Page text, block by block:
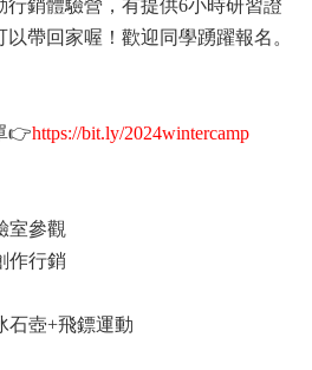
銷體驗營，有提供6小時研習證
帶回家喔！歡迎同學踴躍報名。
👉https://bit.ly/2024wintercamp
室參觀
作行銷
石壺+飛鏢運動